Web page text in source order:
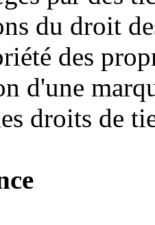
du droit
des
d'une
droits de